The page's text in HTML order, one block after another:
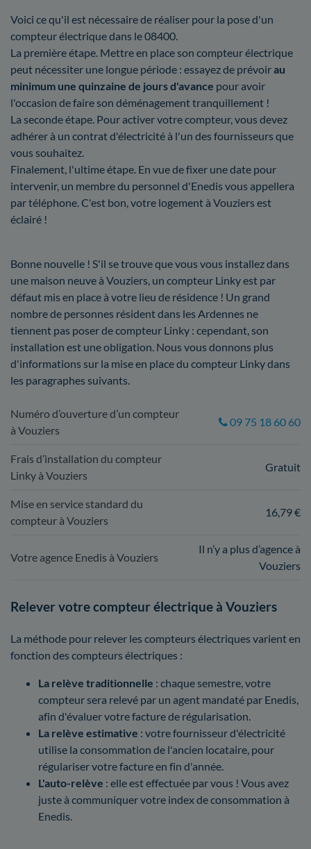
Voici ce qu'il est nécessaire de réaliser pour la pose d'un
compteur électrique dans le 08400.
La première étape. Mettre en place son compteur électrique
peut nécessiter une longue période : essayez de prévoirau
minimum une quinzaine de jours d'avance pour avoir
l'occasion de faire son déménagement tranquillement !
La seconde étape. Pour activer votre compteur, vous devez
adhérer à un contrat d'électricité à l'un des fournisseurs que
vous souhaitez.
Finalement, l'ultime étape. En vue de fixer une date pour
intervenir, un membre du personnel d'Enedis vous appellera
par téléphone. C'est bon, votre logement à Vouziers est
éclairé !
Bonne nouvelle ! S'il se trouve que vous vous installez dans
une maison neuve à Vouziers, un compteur Linky est par
défaut mis en place à votre lieu de résidence ! Un grand
nombre de personnes résident dans les Ardennes ne
tiennent pas poser de compteur Linky : cependant, son
installation est une obligation. Nous vous donnons plus
d'informations sur la mise en place du compteur Linky dans
les paragraphes suivants.
Numéro d’ouverture d’un compteur
à Vouziers
09 75 18 60 60
Frais d’installation du compteur
Linky à Vouziers
Gratuit
Mise en service standard du
compteur à Vouziers
16,79 €
Votre agence Enedis à Vouziers
Il n’y a plus d’agence à
Vouziers
Relever votre compteur électrique à Vouziers
La méthode pour relever les compteurs électriques varient en
fonction des compteurs électriques :
La relève traditionnelle : chaque semestre, votre
compteur sera relevé par un agent mandaté par Enedis,
afin d'évaluer votre facture de régularisation.
La relève estimative : votre fournisseur d'électricité
utilise la consommation de l'ancien locataire, pour
régulariser votre facture en fin d'année.
L'auto-relève : elle est effectuée par vous ! Vous avez
juste à communiquer votre index de consommation à
Enedis.